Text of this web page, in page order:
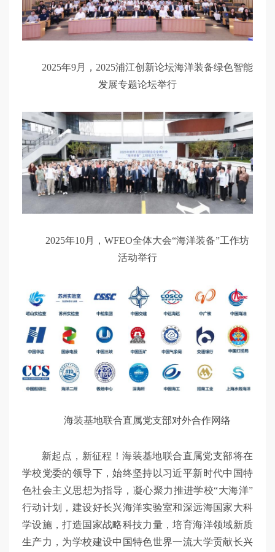
2025年9月，2025浦江创新论坛海洋装备绿色智能
发展专题论坛举行
2025年10月，WFEO全体大会“海洋装备”工作坊
活动举行
海装基地联合直属党支部对外合作网络
新起点，新征程！海装基地联合直属党支部将在
学校党委的领导下，始终坚持以习近平新时代中国特
色社会主义思想为指导，凝心聚力推进学校“大海洋”
行动计划，建设好长兴海洋实验室和深远海国家大科
学设施，打造国家战略科技力量，培育海洋领域新质
生产力，为学校建设中国特色世界一流大学贡献长兴